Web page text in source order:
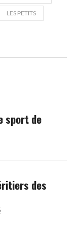
LES PETITS
sport de
des